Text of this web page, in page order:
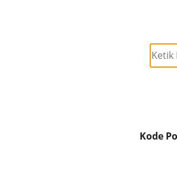
Kode